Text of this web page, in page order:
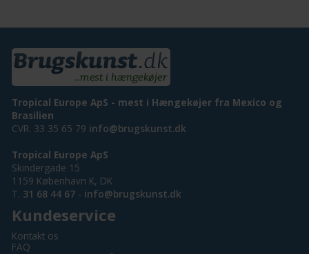
Tropical Europe ApS - mest i Hængekøjer fra Mexico og
Brasilien
CVR. 33 35 65 79 info@brugskunst.dk
Tropical Europe ApS
Skindergade 15
1159 København K, DK
T. 31 68 44 67 - info@brugskunst.dk
Kundeservice
Kontakt os
FAQ